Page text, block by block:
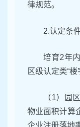
律规范。
2.认定条
培育2年
区级认定类“楼
（1）园
物业面积计算
企业注册落地